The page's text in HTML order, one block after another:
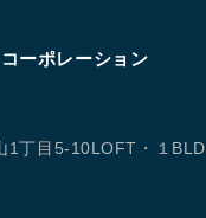
ーポレーション
1丁目5-10LOFT・１